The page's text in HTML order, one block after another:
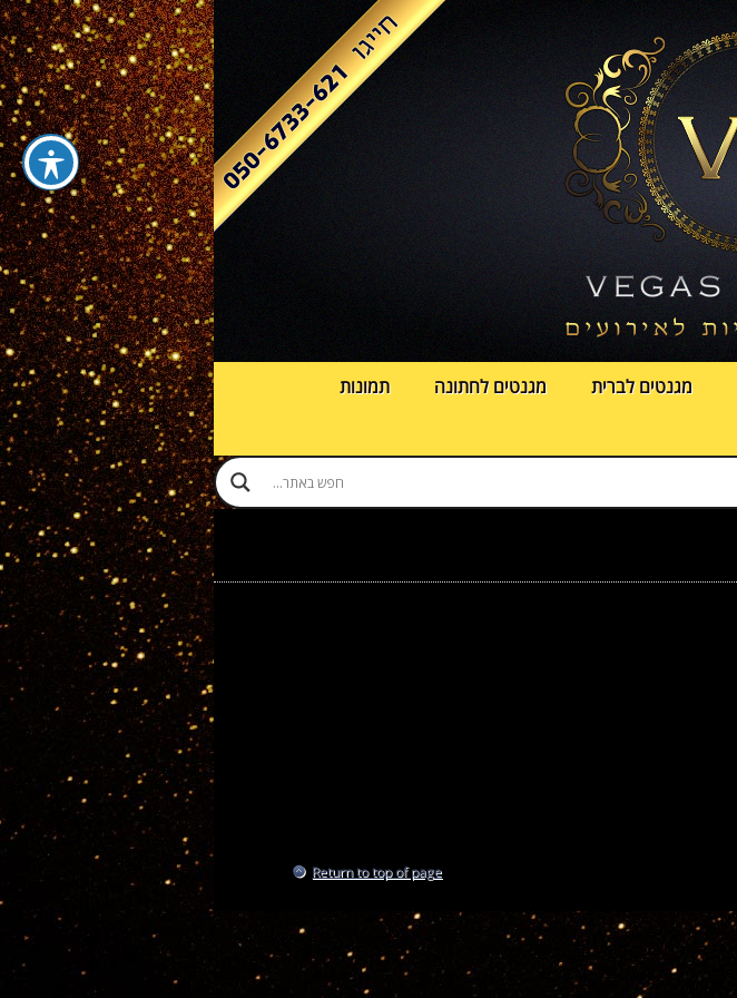
מגנטים לברית מגנטים לחתונה
תמונות
Return to top of page